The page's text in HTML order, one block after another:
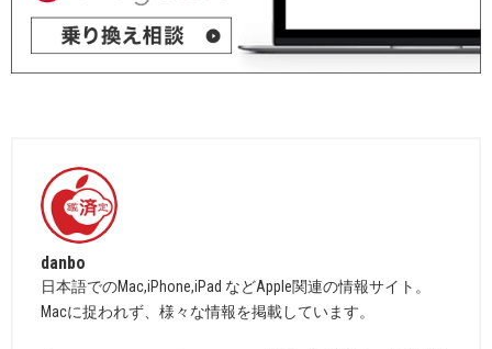
danbo
日本語でのMac,iPhone,iPad などApple関連の情報サイト。
Macに捉われず、様々な情報を掲載しています。